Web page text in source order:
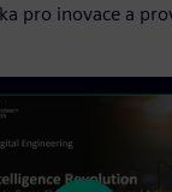
pro inovace a